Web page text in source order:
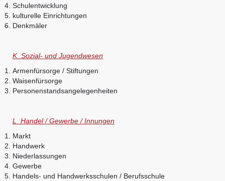
Schulentwicklung
kulturelle Einrichtungen
Denkmäler
K Sozial- und Jugendwesen
Armenfürsorge / Stiftungen
Waisenfürsorge
Personenstandsangelegenheiten
L Handel / Gewerbe / Innungen
Markt
Handwerk
Niederlassungen
Gewerbe
Handels- und Handwerksschulen / Berufsschule